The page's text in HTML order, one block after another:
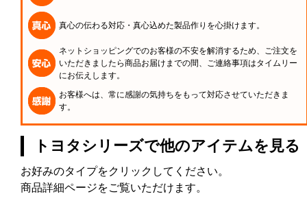
真心の伝わる対応・真心込めた製品作りを心掛けます。
ネットショッピングでのお客様の不安を解消するため、ご注文を
いただきましたら商品お届けまでの間、ご連絡事項はタイムリー
にお伝えします。
お客様へは、常に感謝の気持ちをもって対応させていただきま
す。
トヨタシリーズで他のアイテムを見る
お好みのタイプをクリックしてください。
商品詳細ページをご覧いただけます。